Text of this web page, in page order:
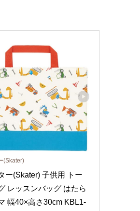
(Skater)
ー(Skater) 子供用 トー
レッスンバッグ はたら
幅40×高さ30cm KBL1-